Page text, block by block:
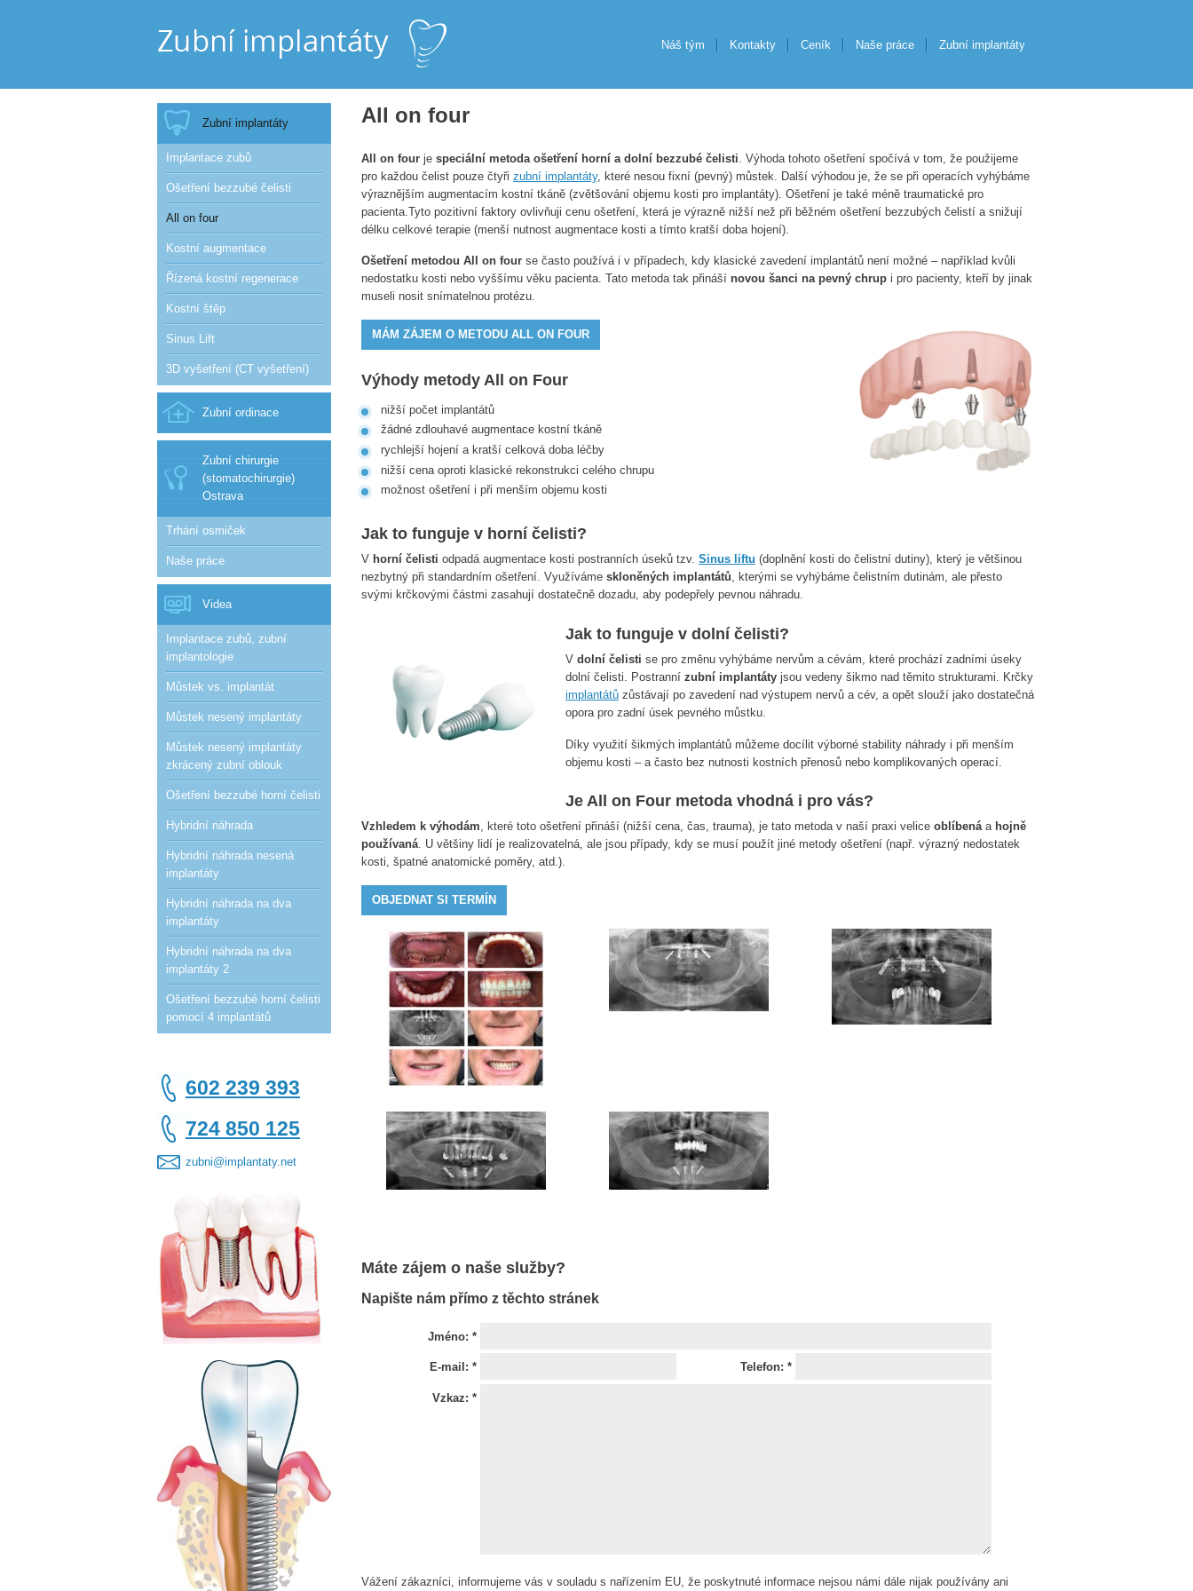
Zubní implantáty
Naše práce
Ceník
Kontakty
Náš tým
Zubní implantáty
Implantace zubů
Ošetření bezzubé čelisti
All on four
Kostní augmentace
Řízená kostní regenerace
Kostní štěp
Sinus Lift
3D vyšetření (CT vyšetření)
Zubní ordinace
Zubní chirurgie
(stomatochirurgie)
Ostrava
Trhání osmiček
Naše práce
Videa
Implantace zubů, zubní
implantologie
Můstek vs. implantát
Můstek nesený implantáty
Můstek nesený implantáty
zkrácený zubní oblouk
Ošetření bezzubé horní čelisti
Hybridní náhrada
Hybridní náhrada nesená
implantáty
Hybridní náhrada na dva
implantáty
Hybridní náhrada na dva
implantáty 2
Ošetření bezzubé horní čelisti
pomocí 4 implantátů
602 239 393
724 850 125
zubni@implantaty.net
All on four
All on four je speciální metoda ošetření horní a dolní bezzubé čelisti . Výhoda tohoto ošetření spočívá v tom, že použijeme
pro každou čelist pouze čtyři zubní implantáty, které nesou fixní (pevný) můstek. Další výhodou je, že se při operacích vyhýbáme
výraznějším augmentacím kostní tkáně (zvětšování objemu kosti pro implantáty). Ošetření je také méně traumatické pro
pacienta.Tyto pozitivní faktory ovlivňuji cenu ošetření, která je výrazně nižší než při běžném ošetření bezzubých čelistí a snižují
délku celkové terapie (menší nutnost augmentace kosti a tímto kratší doba hojení).
Ošetření metodou All on four se často používá i v případech, kdy klasické zavedení implantátů není možné – například kvůli
nedostatku kosti nebo vyššímu věku pacienta. Tato metoda tak přináší novou šanci na pevný chrup i pro pacienty, kteří by jinak
museli nosit snímatelnou protézu.
MÁM ZÁJEM O METODU ALL ON FOUR
Výhody metody All on Four
nižší počet implantátů
žádné zdlouhavé augmentace kostní tkáně
rychlejší hojení a kratší celková doba léčby
nižší cena oproti klasické rekonstrukci celého chrupu
možnost ošetření i při menším objemu kosti
Jak to funguje v horní čelisti?
V horní čelisti odpadá augmentace kosti postranních úseků tzv. Sinus liftu (doplnění kosti do čelistní dutiny), který je většinou
nezbytný při standardním ošetření. Využíváme skloněných implantátů, kterými se vyhýbáme čelistním dutinám, ale přesto
svými krčkovými částmi zasahují dostatečně dozadu, aby podepřely pevnou náhradu.
Jak to funguje v dolní čelisti?
V dolní čelisti se pro změnu vyhýbáme nervům a cévám, které prochází zadními úseky
dolní čelisti. Postranní zubní implantáty jsou vedeny šikmo nad těmito strukturami. Krčky
implantátů zůstávají po zavedení nad výstupem nervů a cév, a opět slouží jako dostatečná
opora pro zadní úsek pevného můstku.
Díky využití šikmých implantátů můžeme docílit výborné stability náhrady i při menším
objemu kosti – a často bez nutnosti kostních přenosů nebo komplikovaných operací.
Je All on Four metoda vhodná i pro vás?
Vzhledem k výhodám, které toto ošetření přináší (nižší cena, čas, trauma), je tato metoda v naší praxi velice oblíbenáa hojně
používaná. U většiny lidí je realizovatelná, ale jsou případy, kdy se musí použít jiné metody ošetření (např. výrazný nedostatek
kosti, špatné anatomické poměry, atd.).
OBJEDNAT SI TERMÍN
Máte zájem o naše služby?
Napište nám přímo z těchto stránek
Jméno: *
E-mail: * Telefon: *
Vzkaz: *
Vážení zákazníci, informujeme vás v souladu s nařízením EU, že poskytnuté informace nejsou námi dále nijak používány ani